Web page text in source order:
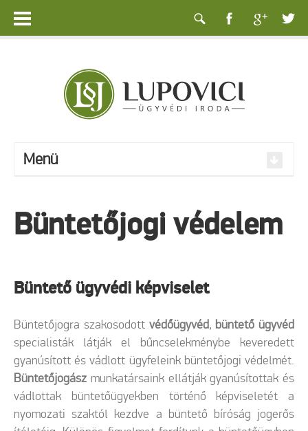
Menü
Büntetőjogi védelem
Büntető ügyvédi képviselet
Büntetőjogra szakosodott védőügyvéd, büntető ügyvéd
specialisták látják el bűncselekménybe keveredett
gyanúsított és vádlott ügyfeleink büntetőjogi védelmét.
Büntetőjogász munkatársaink ellátják gyanúsítottak és
vádlottak büntetőügyekben történő képviseletét a
nyomozati szaktól kezdve a büntető bíróság jogerős